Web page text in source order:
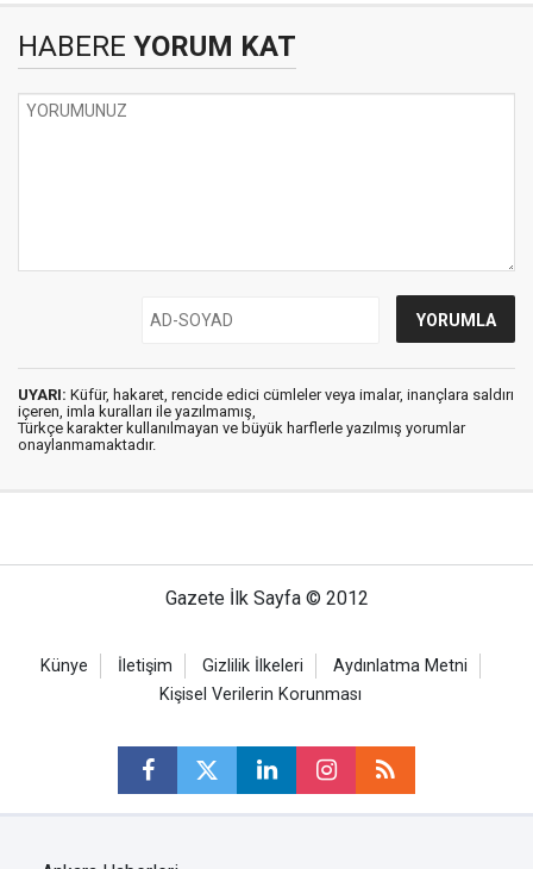
HABERE YORUM KAT
UYARI: Küfür, hakaret, rencide edici cümleler veya imalar, inançlara saldırı
içeren, imla kuralları ile yazılmamış,
Türkçe karakter kullanılmayan ve büyük harflerle yazılmış yorumlar
onaylanmamaktadır.
Gazete İlk Sayfa © 2012
Künye İletişim Gizlilik İlkeleri
Aydınlatma Metni
Kişisel Verilerin Korunması